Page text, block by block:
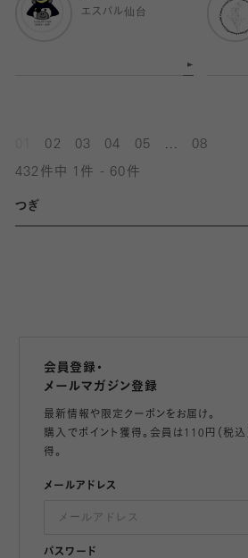
エスパル仙台
02 03 04 05 08
432件中 1件 - 60件
つぎ
会員登録・
メールマガジン登録
最新情報や限定クーポンをお届け。
購入でポイント獲得。会員は110円（税
得。
メールアドレス
パスワード